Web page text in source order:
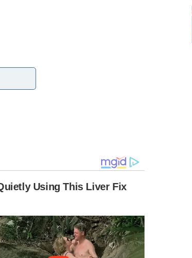
Using This Liver Fix